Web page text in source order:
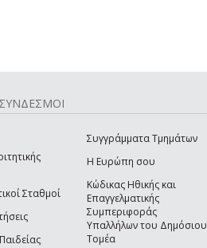
Σταθμοί
Συγγράμματα Τμημάτων
Η Ευρώπη σου
Κώδικας Ηθικής και
Επαγγελματικής
Συμπεριφοράς
Υπαλλήλων του Δημόσιου
Τομέα